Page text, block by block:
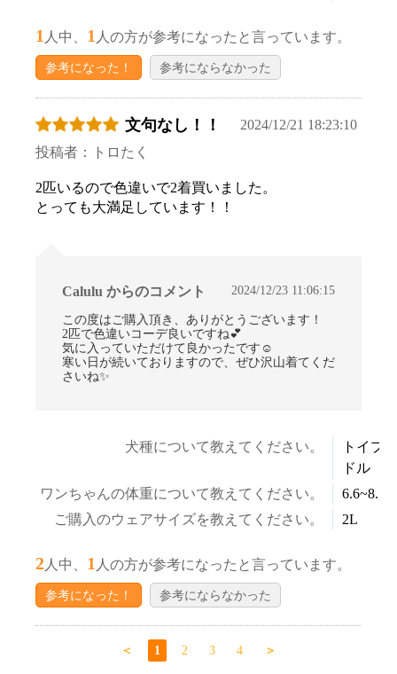
1 人中、 1 人の方が参考になったと言っています。
参考になった！ 参考にならなかった
文句なし！！
2024/12/21 18:23:10
投稿者：トロたく
2匹いるので色違いで2着買いました。
とっても大満足しています！！
Calulu からのコメント 2024/12/23 11:06:15
この度はご購入頂き、ありがとうございます！
2匹で色違いコーデ良いですね💕
気に入っていただけて良かったです☺
寒い日が続いておりますので、ぜひ沢山着てくだ
さいね✨
犬種について教えてください。
トイプ
ドル
ワンちゃんの体重について教えてください。
ご購入のウェアサイズを教えてください。
2L
2 人中、 1 人の方が参考になったと言っています。
参考になった！ 参考にならなかった
＜ 1 2 3 4 ＞